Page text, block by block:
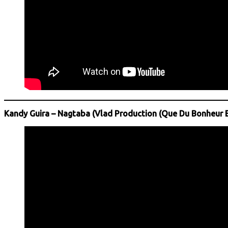
Kandy Guira – Nagtaba (Vlad Production (Que Du Bonheur